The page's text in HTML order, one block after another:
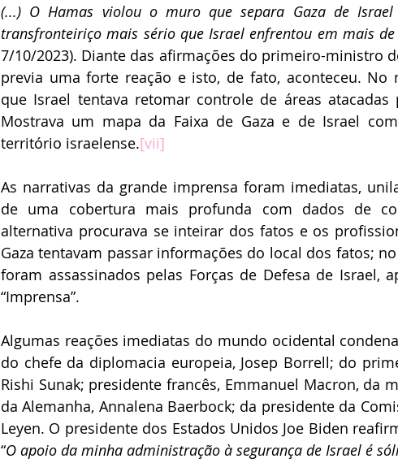
(...) O Hamas violou o muro que separa Gaza de
transfronteiriço mais sério que Israel enfrentou em mais de
7/10/2023). Diante das afirmações do primeiro-ministro
previa uma forte reação e isto, de fato, aconteceu. No
que Israel tentava retomar controle de áreas
Mostrava um mapa da Faixa de Gaza e de Israel
território israelense.[vii]
As narrativas da grande imprensa foram imediatas,
de uma cobertura mais profunda com dados de
alternativa procurava se inteirar dos fatos e os
Gaza tentavam passar informações do local dos fatos;
foram assassinados pelas Forças de Defesa de Israel,
“Imprensa”.
Algumas reações imediatas do mundo ocidental
do chefe da diplomacia europeia, Josep Borrell; do
Rishi Sunak; presidente francês, Emmanuel Macron, da
da Alemanha, Annalena Baerbock; da presidente da
Leyen. O presidente dos Estados Unidos Joe Biden
“O apoio da minha administração à segurança de Israel é